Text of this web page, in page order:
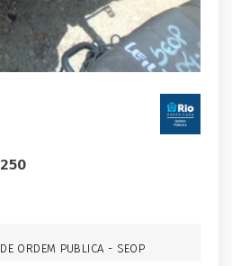
ORDEM PUBLICA - SEOP